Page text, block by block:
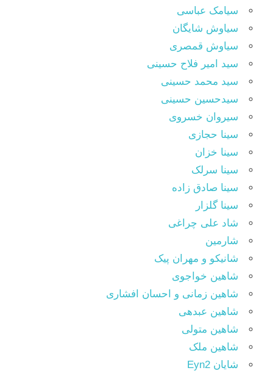
سیامک عباسی
سیاوش شایگان
سیاوش قمصری
سید امیر فلاح حسینی
سید محمد حسینی
سیدحسین حسینی
سیروان خسروی
سینا حجازی
سینا خزان
سینا سرلک
سینا صادق زاده
سینا گلزار
شاد علی چراغی
شارمین
شانیکو و مهران پیک
شاهین خواجوی
شاهین زمانی و احسان افشاری
شاهین عبدهی
شاهین متولی
شاهین ملک
شایان Eyn2